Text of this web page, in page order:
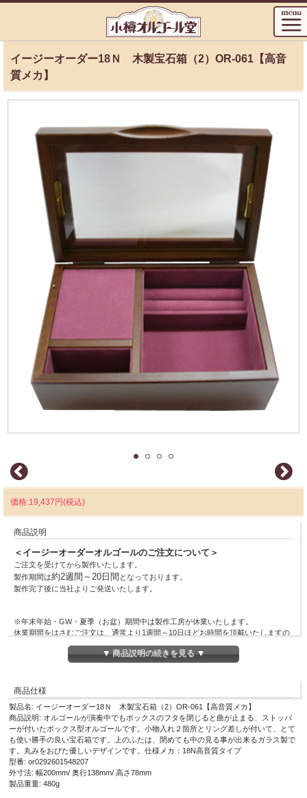
イージーオーダー18Ｎ 木製宝石箱（2）OR-061【高音
質メカ】
価格:19,437円(税込)
商品説明
＜イージーオーダーオルゴールのご注文について＞
ご注文を受けてから製作いたします。
製作期間は約2週間～20日間 となっております。
製作完了後に当社よりご発送いたします。
※年末年始・GW・夏季（お盆）期間中は製作工房が休業いたします。
休業期間をはさむご注文は、通常より1週間～10日ほどお時間を頂戴いたしますの
制作開始となりますのでご了承ください。
編曲が必要な場合はオーダーをご選択ください。
○「曲名」入力欄に、曲目リストで選んでお好きな曲名 とアーティスト名 を入力
してください。
○曲名入力後に買い物かごをクリックすると 商品名の中に曲名が入ります。
18N編曲済み曲目リストはこちら
▼ 商品説明の続きを見る ▼
商品仕様
製品名: イージーオーダー18Ｎ 木製宝石箱（2）OR-061【高音質メカ】
商品説明: オルゴールが演奏中でもボックスのフタを閉じると曲が止まる、ストッパ
ーが付いたボックス型オルゴールです。小物入れ２箇所とリング差しが付いて、とて
も使い勝手の良い宝石箱です。上のふたは、閉めても中の見る事が出来るガラス製で
す。丸みをおびた優しいデザインです。仕様メカ：18N高音質タイプ
型番: or0292601548207
外寸法: 幅200mm/ 奥行138mm/ 高さ78mm
製品重量: 480g